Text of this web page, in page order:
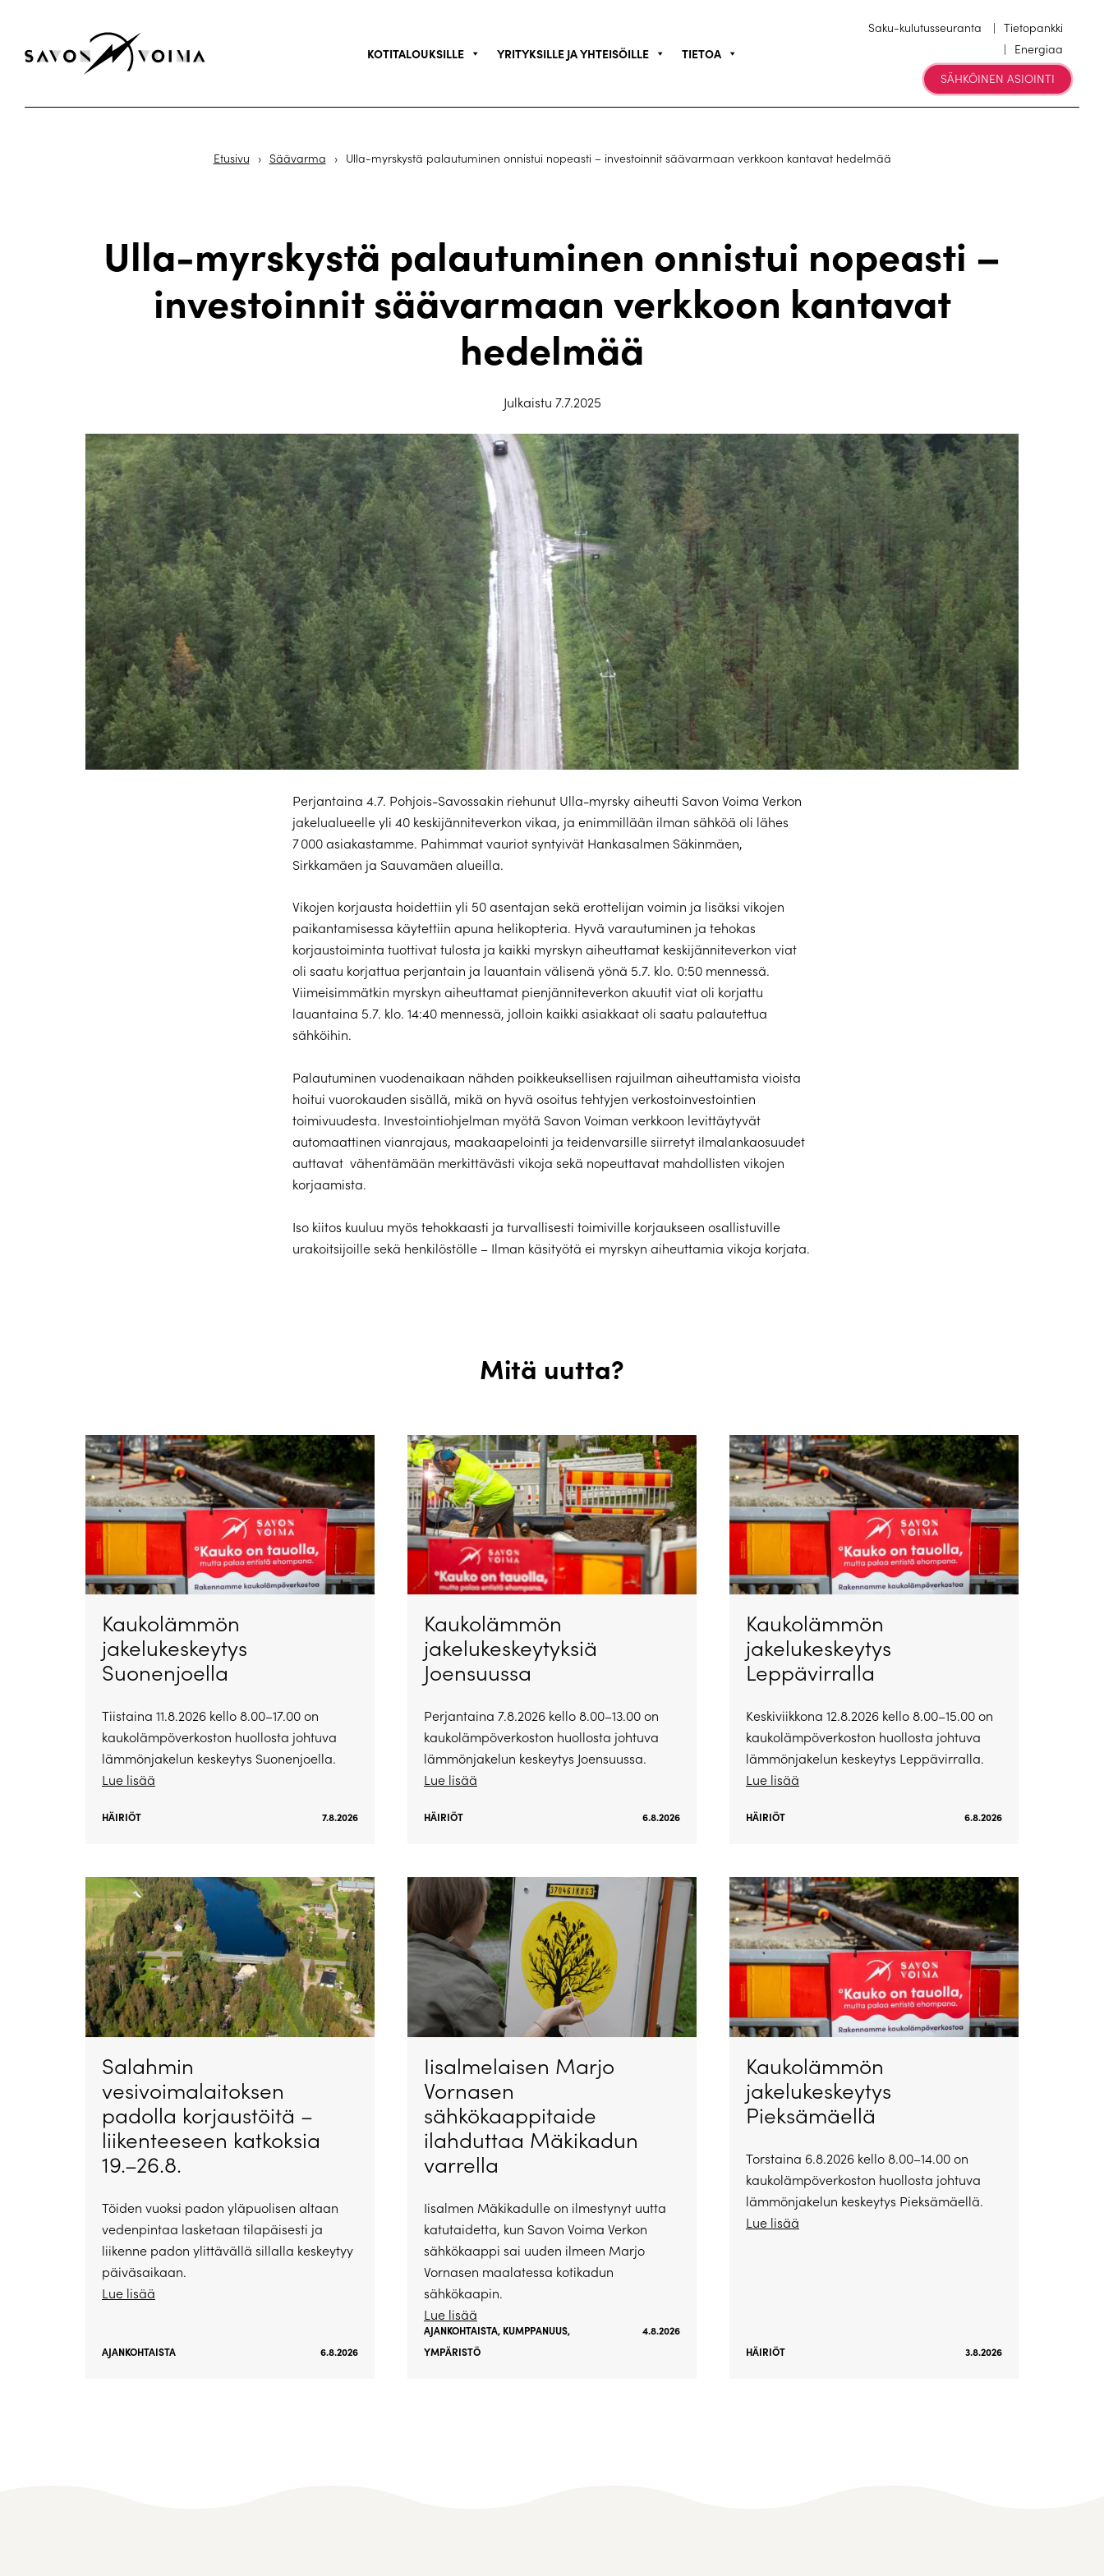
KOTITALOUKSILLE YRITYKSILLE JA YHTEISÖILLE TIETOA
Saku-kulutusseuranta
Tietopankki
Energiaa
SÄHKÖINEN ASIOINTI
Etusivu › Säävarma › Ulla-myrskystä palautuminen onnistui nopeasti – investoinnit säävarmaan verkkoon kantavat hedelmää
Ulla-myrskystä palautuminen onnistui nopeasti –
investoinnit säävarmaan verkkoon kantavat
hedelmää
Julkaistu 7.7.2025
Perjantaina 4.7. Pohjois-Savossakin riehunut Ulla-myrsky aiheutti Savon Voima Verkon
jakelualueelle yli 40 keskijänniteverkon vikaa, ja enimmillään ilman sähköä oli lähes
7 000 asiakastamme. Pahimmat vauriot syntyivät Hankasalmen Säkinmäen,
Sirkkamäen ja Sauvamäen alueilla.
Vikojen korjausta hoidettiin yli 50 asentajan sekä erottelijan voimin ja lisäksi vikojen
paikantamisessa käytettiin apuna helikopteria. Hyvä varautuminen ja tehokas
korjaustoiminta tuottivat tulosta ja kaikki myrskyn aiheuttamat keskijänniteverkon viat
oli saatu korjattua perjantain ja lauantain välisenä yönä 5.7. klo. 0:50 mennessä.
Viimeisimmätkin myrskyn aiheuttamat pienjänniteverkon akuutit viat oli korjattu
lauantaina 5.7. klo. 14:40 mennessä, jolloin kaikki asiakkaat oli saatu palautettua
sähköihin.
Palautuminen vuodenaikaan nähden poikkeuksellisen rajuilman aiheuttamista vioista
hoitui vuorokauden sisällä, mikä on hyvä osoitus tehtyjen verkostoinvestointien
toimivuudesta. Investointiohjelman myötä Savon Voiman verkkoon levittäytyvät
automaattinen vianrajaus, maakaapelointi ja teidenvarsille siirretyt ilmalankaosuudet
auttavat vähentämään merkittävästi vikoja sekä nopeuttavat mahdollisten vikojen
korjaamista.
Iso kiitos kuuluu myös tehokkaasti ja turvallisesti toimiville korjaukseen osallistuville
urakoitsijoille sekä henkilöstölle – Ilman käsityötä ei myrskyn aiheuttamia vikoja korjata.
Mitä uutta?
Kaukolämmön
jakelukeskeytys
Suonenjoella
Tiistaina 11.8.2026 kello 8.00–17.00 on
kaukolämpöverkoston huollosta johtuva
lämmönjakelun keskeytys Suonenjoella.
Lue lisää
HÄIRIÖT 7.8.2026
Kaukolämmön
jakelukeskeytyksiä
Joensuussa
Perjantaina 7.8.2026 kello 8.00–13.00 on
kaukolämpöverkoston huollosta johtuva
lämmönjakelun keskeytys Joensuussa.
Lue lisää
HÄIRIÖT 6.8.2026
Kaukolämmön
jakelukeskeytys
Leppävirralla
Keskiviikkona 12.8.2026 kello 8.00–15.00 on
kaukolämpöverkoston huollosta johtuva
lämmönjakelun keskeytys Leppävirralla.
Lue lisää
HÄIRIÖT 6.8.2026
Salahmin
vesivoimalaitoksen
padolla korjaustöitä –
liikenteeseen katkoksia
19.–26.8.
Töiden vuoksi padon yläpuolisen altaan
vedenpintaa lasketaan tilapäisesti ja
liikenne padon ylittävällä sillalla keskeytyy
päiväsaikaan.
Lue lisää
AJANKOHTAISTA 6.8.2026
Iisalmelaisen Marjo
Vornasen
sähkökaappitaide
ilahduttaa Mäkikadun
varrella
Iisalmen Mäkikadulle on ilmestynyt uutta
katutaidetta, kun Savon Voima Verkon
sähkökaappi sai uuden ilmeen Marjo
Vornasen maalatessa kotikadun
sähkökaapin.
Lue lisää
AJANKOHTAISTA, KUMPPANUUS,
YMPÄRISTÖ
4.8.2026
Kaukolämmön
jakelukeskeytys
Pieksämäellä
Torstaina 6.8.2026 kello 8.00–14.00 on
kaukolämpöverkoston huollosta johtuva
lämmönjakelun keskeytys Pieksämäellä.
Lue lisää
HÄIRIÖT 3.8.2026